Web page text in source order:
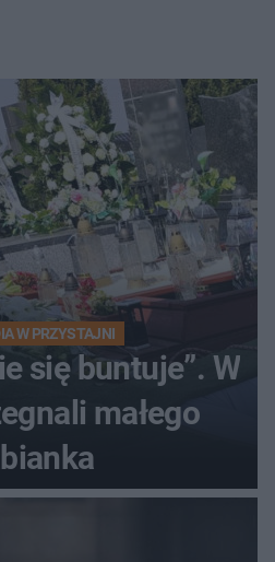
W PRZYSTAJNI
się buntuje”. W
małego